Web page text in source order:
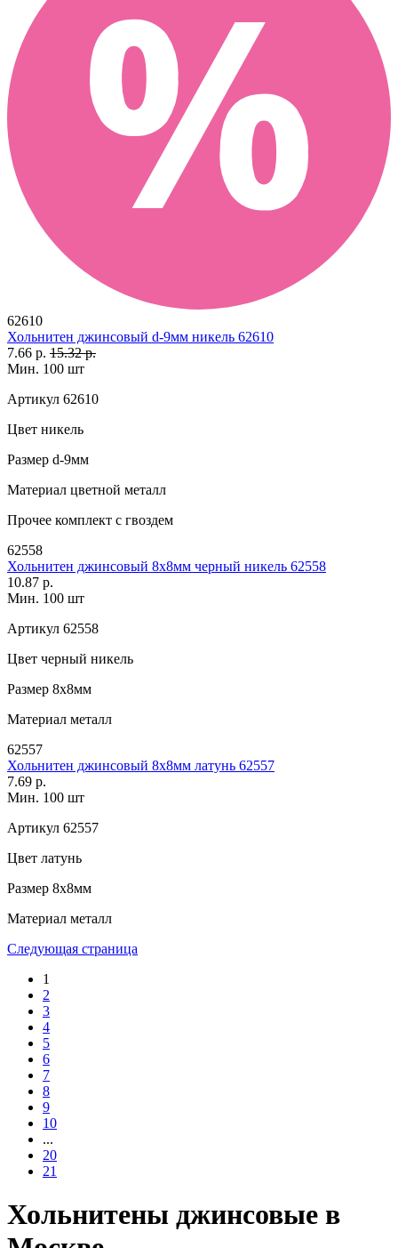
62610
Хольнитен джинсовый d-9мм никель 62610
7.66 р. 15.32 р.
Мин. 100 шт
Артикул 62610
Цвет никель
Размер d-9мм
Материал цветной металл
Прочее комплект с гвоздем
62558
Хольнитен джинсовый 8х8мм черный никель 62558
10.87 р.
Мин. 100 шт
Артикул 62558
Цвет черный никель
Размер 8х8мм
Материал металл
62557
Хольнитен джинсовый 8х8мм латунь 62557
7.69 р.
Мин. 100 шт
Артикул 62557
Цвет латунь
Размер 8х8мм
Материал металл
Следующая страница
1
2
3
4
5
6
7
8
9
10
...
20
21
Хольнитены джинсовые в